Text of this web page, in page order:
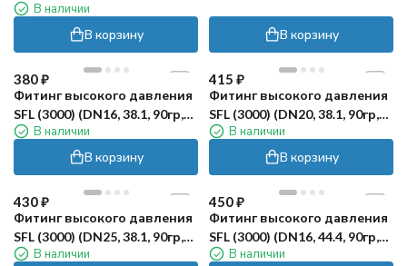
оцинк) Robin
В наличии
В корзину В корзину
380₽
Фитинг высокого давления
SFL (3000) (DN16, 38.1, 90гр,
оцинк) Robin
В наличии
В корзину
415 ₽
Фитинг высокого давления
SFL (3000) (DN20, 38.1, 90гр,
оцинк) Robin
В наличии
В корзину
430₽
Фитинг высокого давления
SFL (3000) (DN25, 38.1, 90гр,
оцинк) Robin
В наличии
450₽
Фитинг высокого давления
SFL (3000) (DN16, 44.4, 90гр,
оцинк) Robin
В наличии